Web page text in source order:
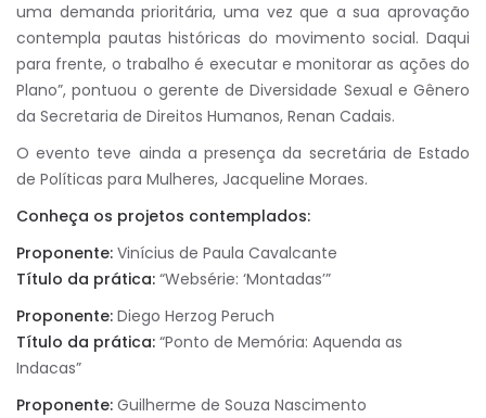
uma demanda prioritária, uma vez que a sua aprovação
contempla pautas históricas do movimento social. Daqui
para frente, o trabalho é executar e monitorar as ações do
Plano”, pontuou o gerente de Diversidade Sexual e Gênero
da Secretaria de Direitos Humanos, Renan Cadais.
O evento teve ainda a presença da secretária de Estado
de Políticas para Mulheres, Jacqueline Moraes.
Conheça os projetos contemplados:
Proponente: Vinícius de Paula Cavalcante
Título da prática: “Websérie: ‘Montadas’”
Proponente: Diego Herzog Peruch
Título da prática: “Ponto de Memória: Aquenda as
Indacas”
Proponente: Guilherme de Souza Nascimento